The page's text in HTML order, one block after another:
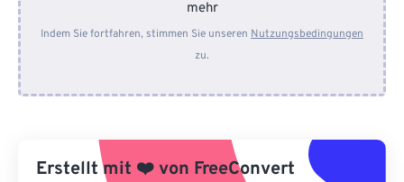
Von Dropbox
mehr
Indem Sie fortfahren, stimmen Sie unseren Nutzungsbedingungen
zu.
Erstellt mit ❤️von FreeConvert